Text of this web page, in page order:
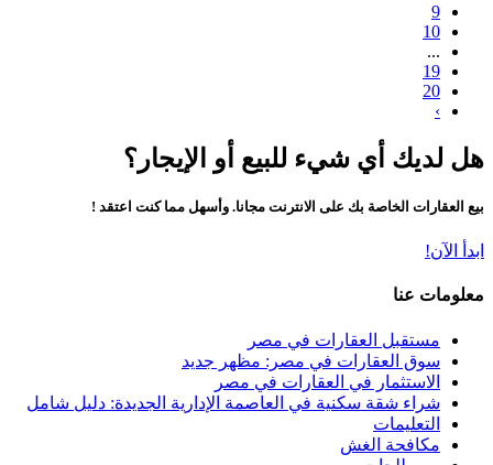
9
10
...
19
20
›
هل لديك أي شيء للبيع أو الإيجار؟
بيع العقارات الخاصة بك على الانترنت مجانا. وأسهل مما كنت اعتقد !
ابدأ الآن!
معلومات عنا
مستقبل العقارات في مصر
سوق العقارات في مصر: مظهر جديد
الاستثمار في العقارات في مصر
شراء شقة سكنية في العاصمة الإدارية الجديدة: دليل شامل
التعليمات
مكافحة الغش